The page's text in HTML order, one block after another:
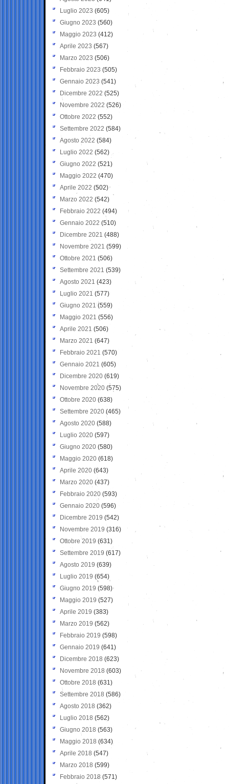
Luglio 2023 (605)
Giugno 2023 (560)
Maggio 2023 (412)
Aprile 2023 (567)
Marzo 2023 (506)
Febbraio 2023 (505)
Gennaio 2023 (541)
Dicembre 2022 (525)
Novembre 2022 (526)
Ottobre 2022 (552)
Settembre 2022 (584)
Agosto 2022 (584)
Luglio 2022 (562)
Giugno 2022 (521)
Maggio 2022 (470)
Aprile 2022 (502)
Marzo 2022 (542)
Febbraio 2022 (494)
Gennaio 2022 (510)
Dicembre 2021 (488)
Novembre 2021 (599)
Ottobre 2021 (506)
Settembre 2021 (539)
Agosto 2021 (423)
Luglio 2021 (577)
Giugno 2021(559)
Maggio 2021 (556)
Aprile 2021 (506)
Marzo 2021 (647)
Febbraio 2021 (570)
Gennaio 2021 (605)
Dicembre 2020 (619)
Novembre 2020 (575)
Ottobre 2020 (638)
Settembre 2020(465)
Agosto 2020 (588)
Luglio 2020 (597)
Giugno 2020 (580)
Maggio 2020 (618)
Aprile 2020 (643)
Marzo 2020 (437)
Febbraio 2020 (593)
Gennaio 2020 (596)
Dicembre 2019 (542)
Novembre 2019 (316)
Ottobre 2019 (631)
Settembre 2019 (617)
Agosto 2019 (639)
Luglio 2019 (654)
Giugno 2019 (598)
Maggio 2019 (527)
Aprile 2019 (383)
Marzo 2019 (562)
Febbraio 2019 (598)
Gennaio 2019 (641)
Dicembre 2018 (623)
Novembre 2018 (603)
Ottobre 2018 (631)
Settembre 2018 (586)
Agosto 2018 (362)
Luglio 2018 (562)
Giugno 2018 (563)
Maggio 2018 (634)
Aprile 2018 (547)
Marzo 2018 (599)
Febbraio 2018 (571)